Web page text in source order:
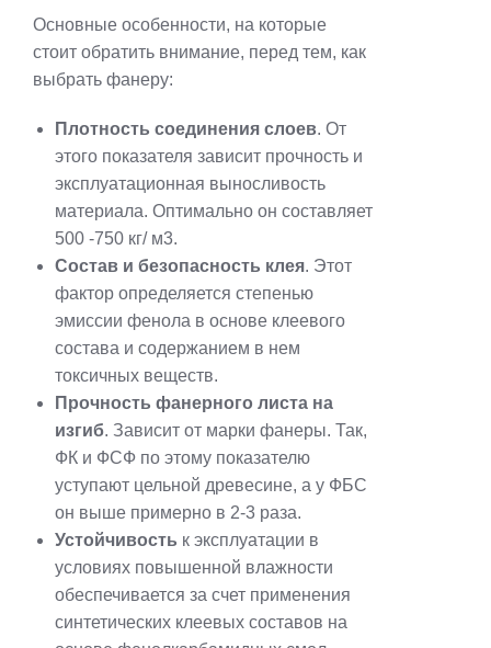
Основные особенности, на которые
стоит обратить внимание, перед тем, как
выбрать фанеру:
Плотность соединения слоев. От
этого показателя зависит прочность и
эксплуатационная выносливость
материала. Оптимально он составляет
500 -750 кг/ м3.
Состав и безопасность клея. Этот
фактор определяется степенью
эмиссии фенола в основе клеевого
состава и содержанием в нем
токсичных веществ.
Прочность фанерного листа на
изгиб. Зависит от марки фанеры. Так,
ФК и ФСФ по этому показателю
уступают цельной древесине, а у ФБС
он выше примерно в 2-3 раза.
Устойчивость к эксплуатации в
условиях повышенной влажности
обеспечивается за счет применения
синтетических клеевых составов на